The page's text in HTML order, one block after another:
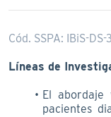
Cód. SSPA: IBiS-DS-
Líneas de
El
pacientes